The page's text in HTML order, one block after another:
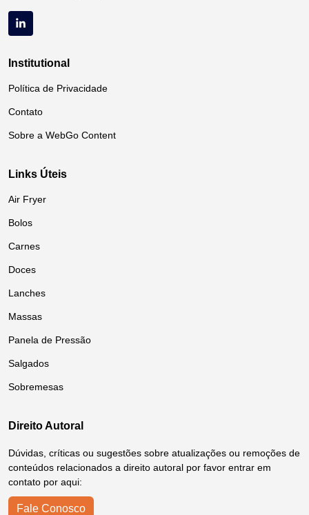
Institutional
Política de Privacidade
Contato
Sobre a WebGo Content
Links Úteis
Air Fryer
Bolos
Carnes
Doces
Lanches
Massas
Panela de Pressão
Salgados
Sobremesas
Direito Autoral
Dúvidas, críticas ou sugestões sobre atualizações ou remoções de
conteúdos relacionados a direito autoral por favor entrar em
contato por aqui:
Fale Conosco